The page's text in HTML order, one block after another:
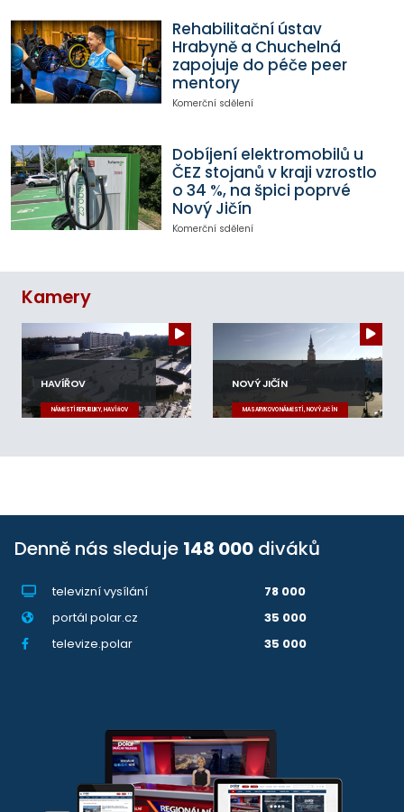
Rehabilitační ústav
Hrabyně a Chuchelná
zapojuje do péče peer
mentory
Komerční sdělení
Dobíjení elektromobilů u
ČEZ stojanů v kraji vzrostlo
o 34 %, na špici poprvé
Nový Jičín
Komerční sdělení
Kamery
HAVÍŘOV
NÁMĚSTÍ REPUBLIKY, HAVÍŘOV
NOVÝ JIČÍN
MASARYKOVO NÁMĚSTÍ, NOVÝ JIČÍN
Denně nás sleduje 148 000 diváků
televizní vysílání
78 000
portál polar.cz
35 000
televize.polar
35 000